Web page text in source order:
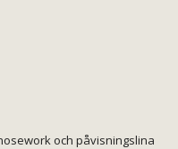
och påvisningslina